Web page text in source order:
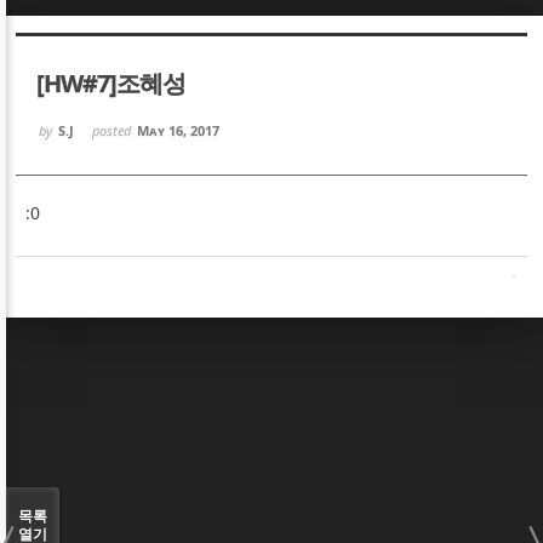
[HW#7]조혜성
by S.J posted May 16, 2017
:0
목록
열기
Sketchbook5, 스케치북5
Sketchbook5, 스케치북5
Sketchbook5, 스케치북5
Sketchbook5, 스케치북5